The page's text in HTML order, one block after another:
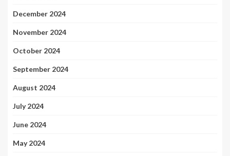
December 2024
November 2024
October 2024
September 2024
August 2024
July 2024
June 2024
May 2024